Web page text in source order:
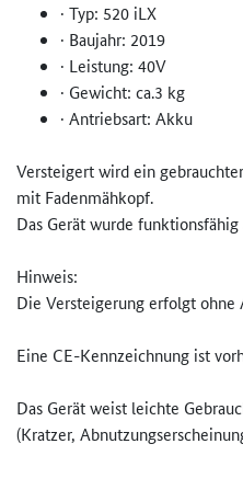
· Typ: 520 iLX
· Baujahr: 2019
· Leistung: 40V
· Gewicht: ca.3 kg
· Antriebsart: Akku
Versteigert wird ein
mit Fadenmähkopf.
Das Gerät wurde
Hinweis:
Die Versteigerung erfolgt ohne
Eine CE-Kennzeichnung ist
Das Gerät weist leichte
(Kratzer,